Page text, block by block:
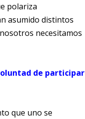
polariza
asumido distintos
necesitamos
de participar
que uno se